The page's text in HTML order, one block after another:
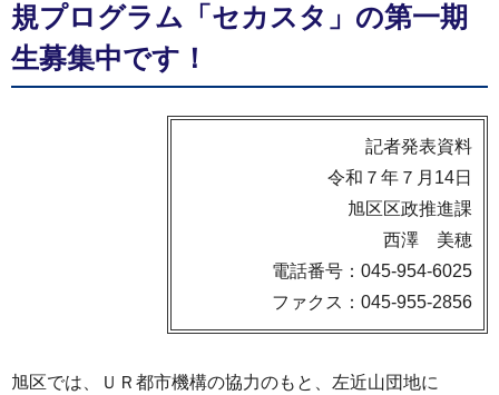
規プログラム「セカスタ」の第一期
生募集中です！
記者発表資料
令和７年７月14日
旭区区政推進課
西澤 美穂
電話番号：045-954-6025
ファクス：045-955-2856
旭区では、ＵＲ都市機構の協力のもと、左近山団地に